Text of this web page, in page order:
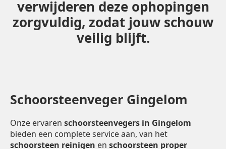
verwijderen deze ophopingen
zorgvuldig, zodat jouw schouw
veilig blijft.
Schoorsteenveger Gingelom
Onze ervaren schoorsteenvegers in Gingelom
bieden een complete service aan, van het
schoorsteen reinigen en schoorsteen proper